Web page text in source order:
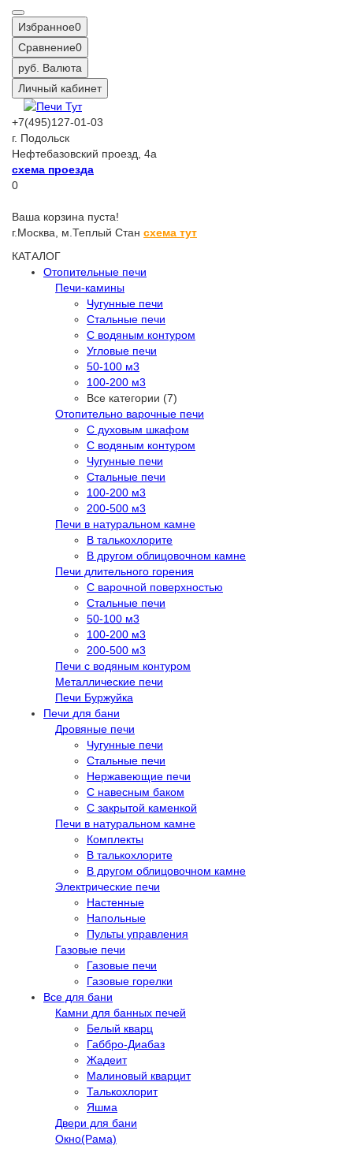
Избранное0
Сравнение0
руб. Валюта
Личный кабинет
+7(495)127-01-03
г. Подольск
Нефтебазовский проезд, 4а
схема проезда
0
Ваша корзина пуста!
г.Москва, м.Теплый Стан схема тут
КАТАЛОГ
Отопительные печи
Печи-камины
Чугунные печи
Стальные печи
С водяным контуром
Угловые печи
50-100 м3
100-200 м3
Все категории (7)
Отопительно варочные печи
С духовым шкафом
С водяным контуром
Чугунные печи
Стальные печи
100-200 м3
200-500 м3
Печи в натуральном камне
В талькохлорите
В другом облицовочном камне
Печи длительного горения
С варочной поверхностью
Стальные печи
50-100 м3
100-200 м3
200-500 м3
Печи с водяным контуром
Металлические печи
Печи Буржуйка
Печи для бани
Дровяные печи
Чугунные печи
Стальные печи
Нержавеющие печи
С навесным баком
С закрытой каменкой
Печи в натуральном камне
Комплекты
В талькохлорите
В другом облицовочном камне
Электрические печи
Настенные
Напольные
Пульты управления
Газовые печи
Газовые печи
Газовые горелки
Все для бани
Камни для банных печей
Белый кварц
Габбро-Диабаз
Жадеит
Малиновый кварцит
Талькохлорит
Яшма
Двери для бани
Окно(Рама)